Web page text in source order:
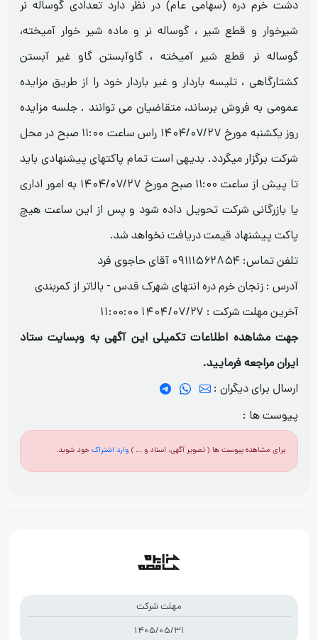
دشت خرم دره (سهامی عام) در نظر دارد تعدادی گوساله نر
شیرخوار و قطع شیر ، گوساله نر و ماده شیر خوار آمیخته،
گوساله نر قطع شیر آمیخته ، گاوآبستن گاو غیر آبستن
کشتارگاهی ، تلیسه باردار و غیر باردار خود را از طریق مزایده
عمومی به فروش برساند، متقاضیان می توانند . جلسه مزایده
روز یکشنبه مورخ ۱۴۰۴/۰۷/۲۷ راس ساعت ۱۱:۰۰ صبح در محل
شرکت برگزار میگردد. بدیهی است تمام پاکتهای پیشنهادی باید
تا پیش از ساعت ۱۱:۰۰ صبح مورخ ۱۴۰۴/۰۷/۲۷ به امور اداری
یا بازرگانی شرکت تحویل داده شود و پس از این ساعت هیچ
پاکت پیشنهاد قیمت دریافت نخواهد شد.
تلفن تماس: ۰۹۱۱۱۵۶۲۸۵۴ آقای حاجوی فرد
آدرس : زنجان خرم دره انتهای شهرک قدس - بالاتر از کمربندی
آخرین مهلت شرکت : 1404/07/27 11:00:00
جهت مشاهده اطلاعات تکمیلی این آگهی به وبسایت ستاد
ایران مراجعه فرمایید.
ارسال برای دیگران :
پیوست ها :
برای مشاهده پیوست ها ( تصویر آگهی، اسناد و ... ) وارد اشتراکخود شوید.
مهلت شرکت
1405/05/31